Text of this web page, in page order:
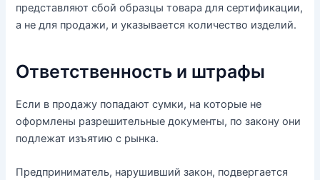
представляют сбой образцы товара для сертификации,
а не для продажи, и указывается количество изделий.
Ответственность и штрафы
Если в продажу попадают сумки, на которые не
оформлены разрешительные документы, по закону они
подлежат изъятию с рынка.
Предприниматель, нарушивший закон, подвергается